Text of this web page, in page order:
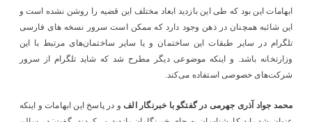
ابهامات این بود که طی این بازدید ابعاد مختلف این قضیه را روشن نشده است و
این شائبه همچنان در ذهن وجود دارد که ممکن است سرور نسخه های فارسی
تلگرام در سایر طبقات این ساختمان و یا سایر ساختمان‌های مرتبط با این
وزارتخانه باشد. و اینکه موضوعی دیگر مطرح شد که شاید تلگرام از سرور
شرکت‌های خصوصی استفاده می‌کند.
محمد جواد آذری جهرمی در گفتگو با خبرنگار الف و در پاسخ این ابهامات و اینکه